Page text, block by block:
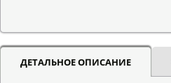
ДЕТАЛЬНОЕ ОПИСАНИЕ